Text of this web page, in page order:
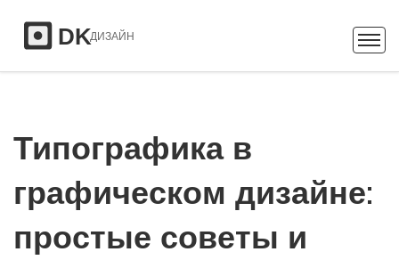
Типографика в
графическом дизайне:
простые советы и